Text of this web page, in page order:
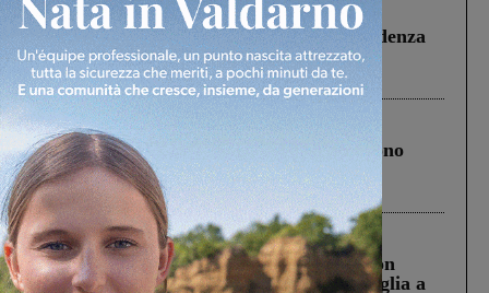
Figline Incisa Valdarno 1 Agosto 2026
Piscina di Figline finanziata oltre la scadenza
Pnrr, il gruppo di Fratelli d’Italia: “Un
ringraziamento al Governo”
Cronaca 4 Agosto 2026
Un anno fa la strage in A1 in cui morirono
Gianni, Giulia e Franco. Lo schianto, il
processo, lo stop ai sorpassi fra tir....
Cronaca 3 Agosto 2026
Scomparso da una struttura di Castiglion
Fiorentino l’uomo che aveva ucciso la figlia a